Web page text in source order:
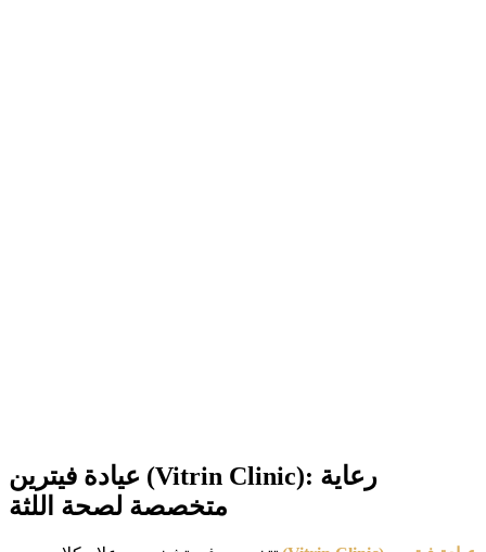
عيادة فيترين (Vitrin Clinic): رعاية
متخصصة لصحة اللثة